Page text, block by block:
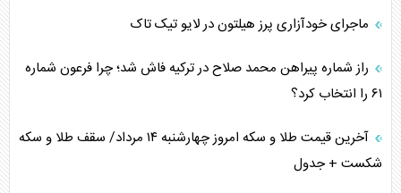
اعتراف غرب به قدرت ایران در تثبیت معادلات
خطای راهبردی ترامپ مقابل برزیل
ماجرای خودآزاری پرز هیلتون در لایو تیک تاک
راز شماره پیراهن محمد صلاح در ترکیه فاش شد؛ چرا فرعون شماره
۶۱ را انتخاب کرد؟
آخرین قیمت طلا و سکه امروز چهارشنبه ۱۴ مرداد/ سقف طلا و سکه
شکست + جدول